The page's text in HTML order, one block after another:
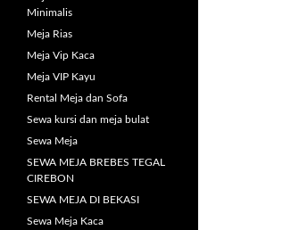
Minimalis
Meja Rias
Meja Vip Kaca
Meja VIP Kayu
Rental Meja dan Sofa
Sewa kursi dan meja bulat
Sewa Meja
SEWA MEJA BREBES TEGAL
CIREBON
SEWA MEJA DI BEKASI
Sewa Meja Kaca